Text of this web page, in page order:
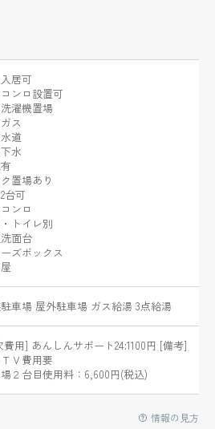
居可
ンロ設置可
濯機置場
ス
道
水
置場あり
台可
ンロ
トイレ別
面台
ズボックス
車場 屋外駐車場 ガス給湯 3点給湯
費用] あんしんサポート24:1100円 [備考]
Ｖ費用要
２台目使用料：6,600円(税込)
情報の見方